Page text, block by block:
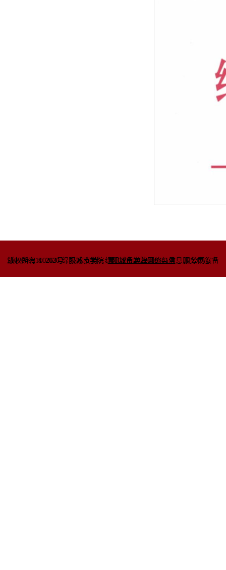
版权所有 © 2020 绵阳城市学院蜀ICP备2022010781号 川公网安备
51070402110263号技术支持：绵阳城市学院网络与信息服务中心